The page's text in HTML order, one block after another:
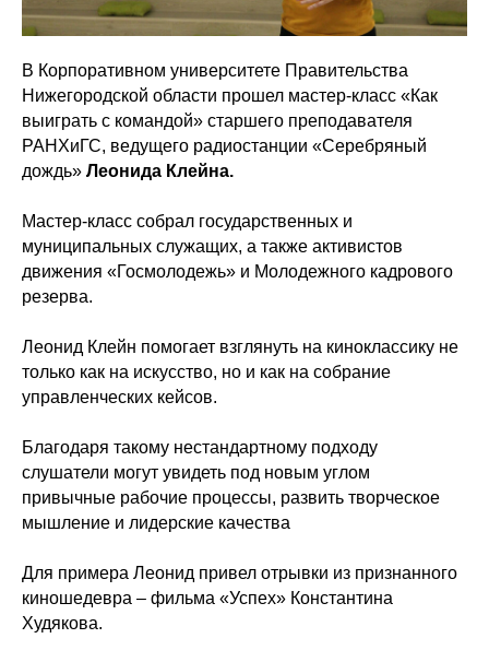
В Корпоративном университете Правительства
Нижегородской области прошел мастер-класс «Как
выиграть с командой» старшего преподавателя
РАНХиГС, ведущего радиостанции «Серебряный
дождь» Леонида Клейна.
Мастер-класс собрал государственных и
муниципальных служащих, а также активистов
движения «Госмолодежь» и Молодежного кадрового
резерва.
Леонид Клейн помогает взглянуть на киноклассику не
только как на искусство, но и как на собрание
управленческих кейсов.
Благодаря такому нестандартному подходу
слушатели могут увидеть под новым углом
привычные рабочие процессы, развить творческое
мышление и лидерские качества
Для примера Леонид привел отрывки из признанного
киношедевра – фильма «Успех» Константина
Худякова.